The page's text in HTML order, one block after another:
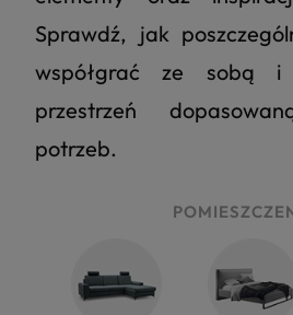
Sprawdź, jak
współgrać ze sobą i
przestrzeń
potrzeb.